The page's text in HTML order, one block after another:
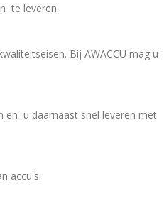
te leveren.
Bij AWACCU mag u
en u daarnaast snel leveren met
accu's.